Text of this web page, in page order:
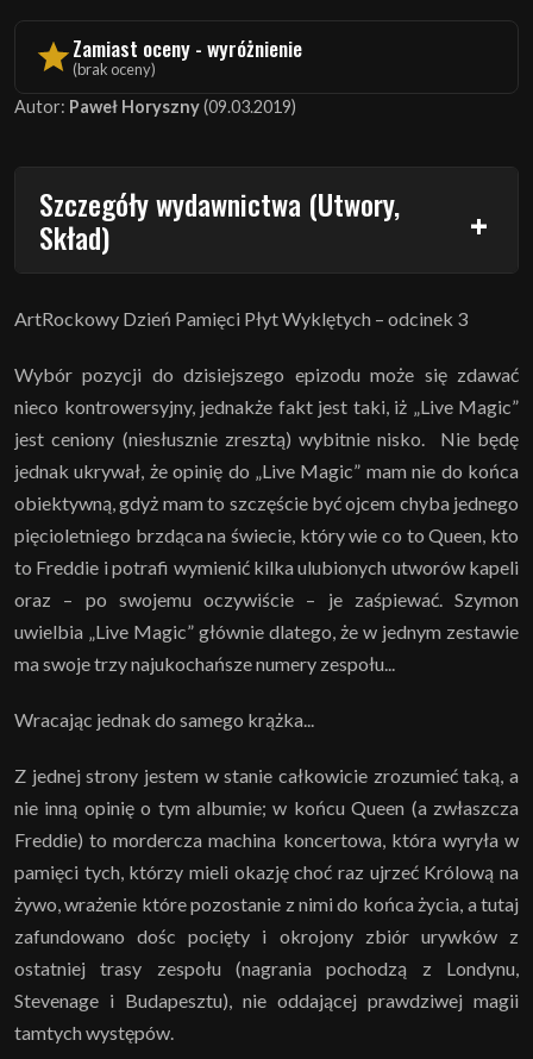
Zamiast oceny - wyróżnienie
(brak oceny)
Autor: Paweł Horyszny(09.03.2019)
Szczegóły wydawnictwa (Utwory,
Skład)
ArtRockowy Dzień Pamięci Płyt Wyklętych – odcinek 3
Wybór pozycji do dzisiejszego epizodu może się zdawać
nieco kontrowersyjny, jednakże fakt jest taki, iż „Live Magic”
jest ceniony (niesłusznie zresztą) wybitnie nisko. Nie będę
jednak ukrywał, że opinię do „Live Magic” mam nie do końca
obiektywną, gdyż mam to szczęście być ojcem chyba jednego
pięcioletniego brzdąca na świecie, który wie co to Queen, kto
to Freddie i potrafi wymienić kilka ulubionych utworów kapeli
oraz – po swojemu oczywiście – je zaśpiewać. Szymon
uwielbia „Live Magic” głównie dlatego, że w jednym zestawie
ma swoje trzy najukochańsze numery zespołu...
Wracając jednak do samego krążka...
Z jednej strony jestem w stanie całkowicie zrozumieć taką, a
nie inną opinię o tym albumie; w końcu Queen (a zwłaszcza
Freddie) to mordercza machina koncertowa, która wyryła w
pamięci tych, którzy mieli okazję choć raz ujrzeć Królową na
żywo, wrażenie które pozostanie z nimi do końca życia, a tutaj
zafundowano dośc pocięty i okrojony zbiór urywków z
ostatniej trasy zespołu (nagrania pochodzą z Londynu,
Stevenage i Budapesztu), nie oddającej prawdziwej magii
tamtych występów.